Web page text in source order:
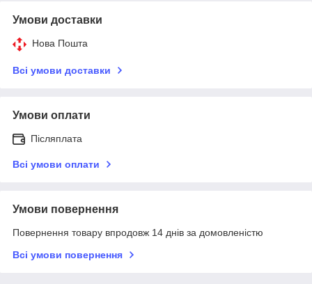
Умови доставки
Нова Пошта
Всі умови доставки
Умови оплати
Післяплата
Всі умови оплати
Умови повернення
Повернення товару впродовж 14 днів за домовленістю
Всі умови повернення